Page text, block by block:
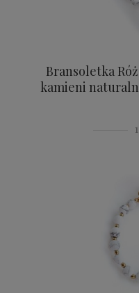
Bransoletka
kamieni